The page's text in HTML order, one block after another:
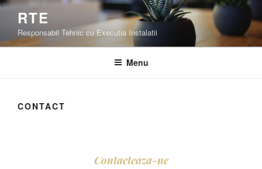
Skip
content
RTE
Responsabil Tehnic cu Executia Instalatii
Menu
CONTACT
Contacteaza-ne